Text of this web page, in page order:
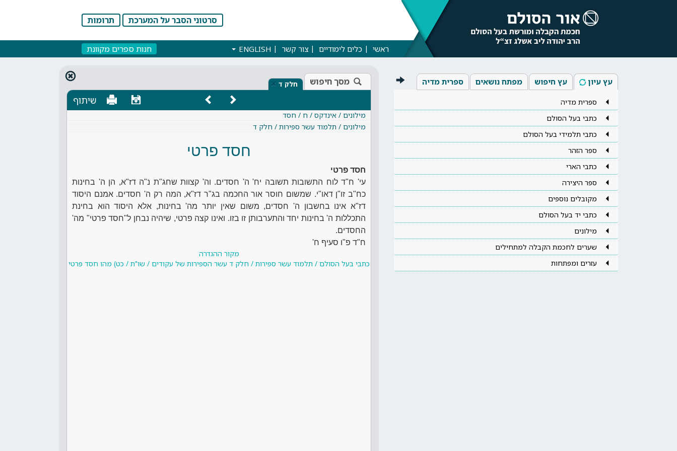
סרטוני הסבר על המערכת תרומות
ראשי כלים לימודיים צור קשר ENGLISH חנות ספרים מקוונת
עץ עיון עץ חיפוש מפתח נושאים ספרית מדיה
ספרית מדיה
כתבי בעל הסולם
כתבי תלמידי בעל הסולם
ספר הזהר
כתבי הארי
ספר היצירה
מקובלים נוספים
כתבי יד בעל הסולם
מילונים
שערים לחכמת הקבלה למתחילים
עזרים ומפתחות
מסך חיפוש חלק ד ×
שיתוף
מילונים / אינדקס / ח / חסד
מילונים / תלמוד עשר ספירות / חלק ד
חסד פרטי
חסד פרטי
עי' ח"ד לוח התשובות תשובה יח' ה' חסדים. וה' קצוות שחג"ת נ"ה דז"א, הן ה' בחינות
כח"ב זו"ן דאו"י. שמשום חוסר אור החכמה בג"ר דז"א, המה רק ה' חסדים. אמנם היסוד
דז"א אינו בחשבון ה' חסדים, משום שאין יותר מה' בחינות, אלא היסוד הוא בחינת
התכללות ה' בחינות יחד והתערבותן זו בזו. ואינו קצה פרטי, שיהיה נבחן ל"חסד פרטי" מה'
החסדים.
ח"ד פ"ו סעיף ח'
מקור ההגדרה
כתבי בעל הסולם / תלמוד עשר ספירות / חלק ד עשר הספירות של עקודים / שו"ת / כט) מהו חסד פרטי